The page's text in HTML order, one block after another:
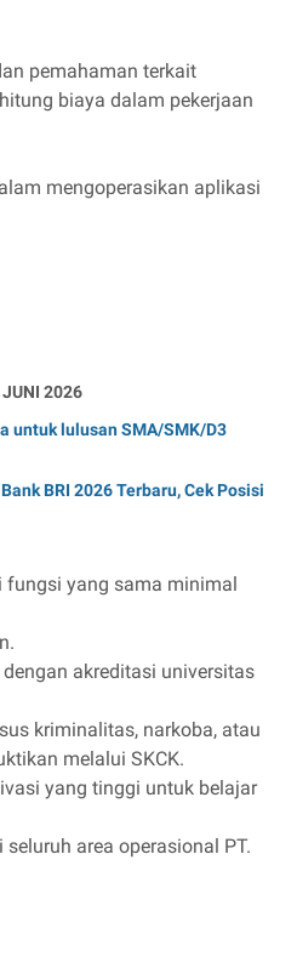
pemahaman terkait
biaya dalam pekerjaan
mengoperasikan aplikasi
JUNI 2026
untuk lulusan SMA/SMK/D3
BRI 2026 Terbaru, Cek Posisi
fungsi yang sama minimal
akreditasi universitas
kriminalitas, narkoba, atau
melalui SKCK.
yang tinggi untuk belajar
area operasional PT.